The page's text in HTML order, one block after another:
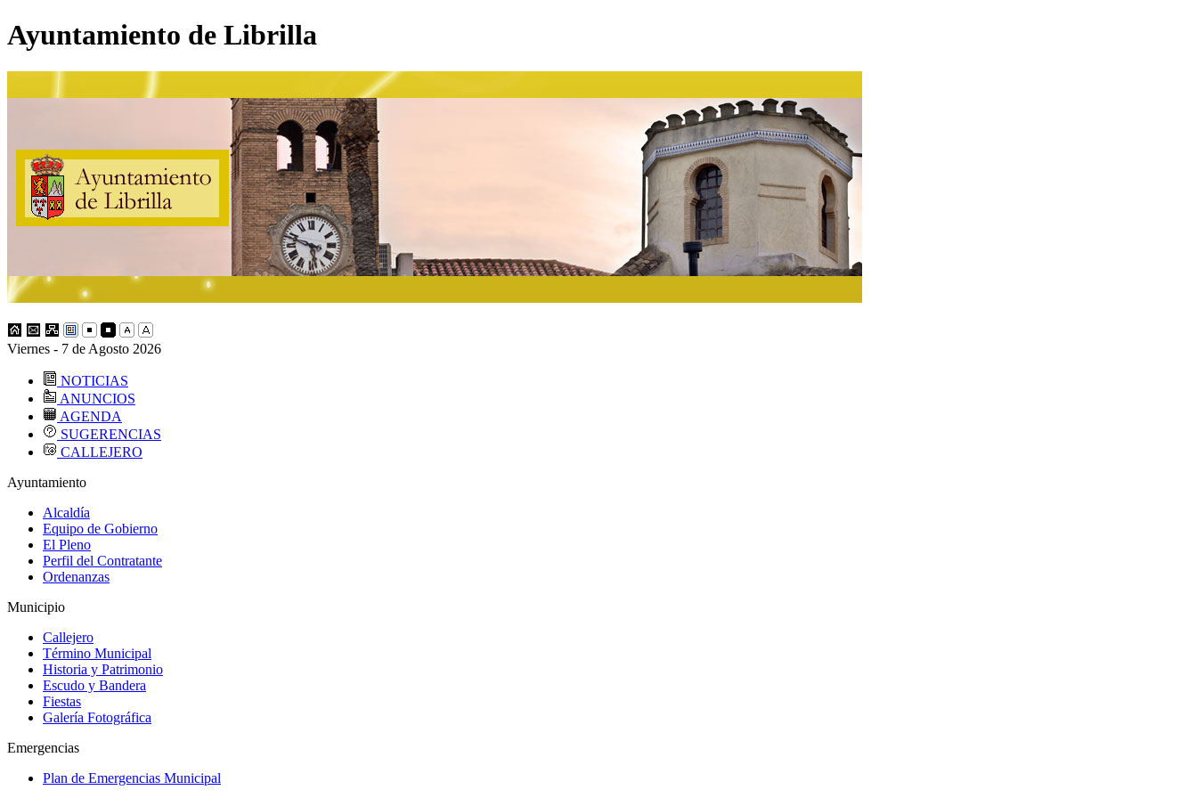
Ayuntamiento de Librilla
Viernes - 7 de Agosto 2026
NOTICIAS
ANUNCIOS
AGENDA
SUGERENCIAS
CALLEJERO
Ayuntamiento
Alcaldía
Equipo de Gobierno
El Pleno
Perfil del Contratante
Ordenanzas
Municipio
Callejero
Término Municipal
Historia y Patrimonio
Escudo y Bandera
Fiestas
Galería Fotográfica
Emergencias
Plan de Emergencias Municipal